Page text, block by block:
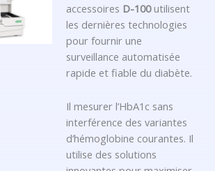
accessoires D-100utilisent
les dernières technologies
pour fournir une
surveillance automatisée
rapide et fiable du diabète.
Il mesurer l’HbA1c sans
interférence des variantes
d’hémoglobine courantes. Il
utilise des solutions